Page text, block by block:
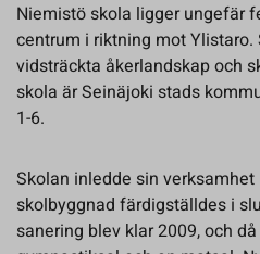
Niemistö skola ligger ungefär
centrum i riktning mot
vidsträckta åkerlandskap och
skola är Seinäjoki stads
1-6.
Skolan inledde sin
skolbyggnad färdigställdes i
sanering blev klar 2009, och